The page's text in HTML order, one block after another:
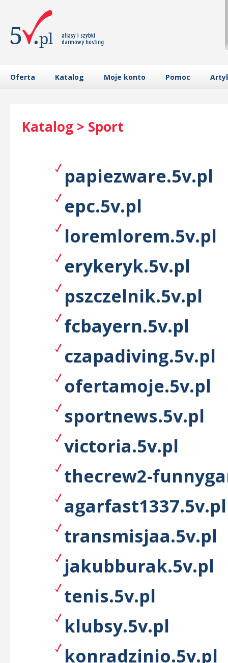
Oferta Katalog Moje konto Pomoc
Katalog > Sport
papiezware.5v.pl
epc.5v.pl
loremlorem.5v.pl
erykeryk.5v.pl
pszczelnik.5v.pl
fcbayern.5v.pl
czapadiving.5v.pl
ofertamoje.5v.pl
sportnews.5v.pl
victoria.5v.pl
thecrew2-
agarfast1337.5v.pl
transmisjaa.5v.pl
jakubburak.5v.pl
tenis.5v.pl
klubsy.5v.pl
konradzinio.5v.pl